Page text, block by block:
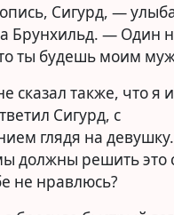
Сигурд, —
Брунхильд. — Один
ты будешь моим
сказал также, что я
Сигурд, с
глядя на
должны решить это
не нравлюсь?